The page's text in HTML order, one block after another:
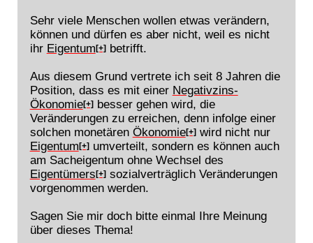
Sehr viele Menschen wollen etwas verändern,
können und dürfen es aber nicht, weil es nicht
ihr Eigentum[+]betrifft.
Aus diesem Grund vertrete ich seit 8 Jahren die
Position, dass es mit einer Negativzins-
Ökonomie[+]besser gehen wird, die
Veränderungen zu erreichen, denn infolge einer
solchen monetären Ökonomie[+]wird nicht nur
Eigentum[+]umverteilt, sondern es können auch
am Sacheigentum ohne Wechsel des
Eigentümers[+]sozialverträglich Veränderungen
vorgenommen werden.
Sagen Sie mir doch bitte einmal Ihre Meinung
über dieses Thema!